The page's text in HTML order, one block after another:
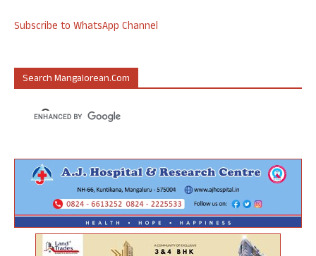
Subscribe to WhatsApp Channel
Search Mangalorean.com